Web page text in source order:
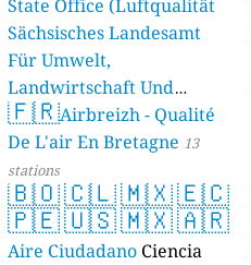
State Office (Luftqualität
Sächsisches Landesamt
Für Umwelt,
Landwirtschaft Und
Geologie) 50 stations
🇫🇷Airbreizh - Qualité
De L'air En Bretagne 13
stations
🇧🇴🇨🇱🇲🇽🇪🇨
🇵🇪🇺🇸🇲🇽🇦🇷
Aire Ciudadano Ciencia